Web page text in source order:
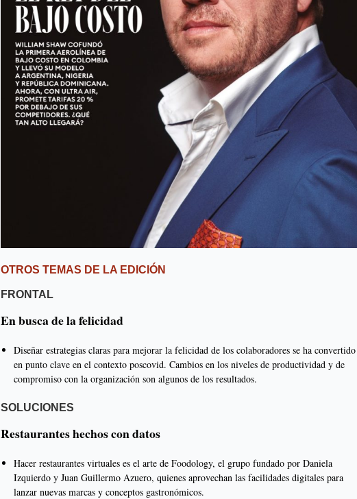
OTROS TEMAS DE LA EDICIÓN
FRONTAL
En busca de la felicidad
Diseñar estrategias claras para mejorar la felicidad de los colaboradores se ha convertido
en punto clave en el contexto poscovid. Cambios en los niveles de productividad y de
compromiso con la organización son algunos de los resultados.
SOLUCIONES
Restaurantes hechos con datos
Hacer restaurantes virtuales es el arte de Foodology, el grupo fundado por Daniela
Izquierdo y Juan Guillermo Azuero, quienes aprovechan las facilidades digitales para
lanzar nuevas marcas y conceptos gastronómicos.